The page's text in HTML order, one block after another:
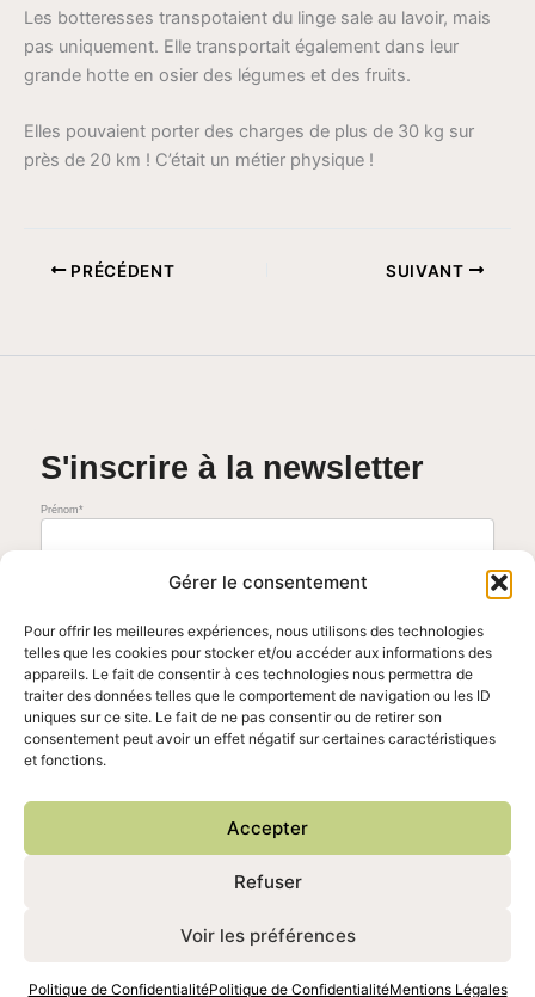
Gérer le consentement
Pour offrir les meilleures expériences, nous utilisons des technologies
telles que les cookies pour stocker et/ou accéder aux informations des
appareils. Le fait de consentir à ces technologies nous permettra de
traiter des données telles que le comportement de navigation ou les ID
uniques sur ce site. Le fait de ne pas consentir ou de retirer son
consentement peut avoir un effet négatif sur certaines caractéristiques
et fonctions.
Accepter
Refuser
Voir les préférences
Politique de ConfidentialitéPolitique de ConfidentialitéMentions Légales
Les botteresses transpotaient du linge sale au lavoir, mais
pas uniquement. Elle transportait également dans leur
grande hotte en osier des légumes et des fruits.
Elles pouvaient porter des charges de plus de 30 kg sur
près de 20 km ! C’était un métier physique !
PRÉCÉDENT SUIVANT
S'inscrire à la newsletter
Prénom*
J'accepte de recevoir la newsletter mensuelle. Vous pouvez vous désinscrire à tout moment en cliquant sur le
Voir les conditions générales
Politique de confidentialité